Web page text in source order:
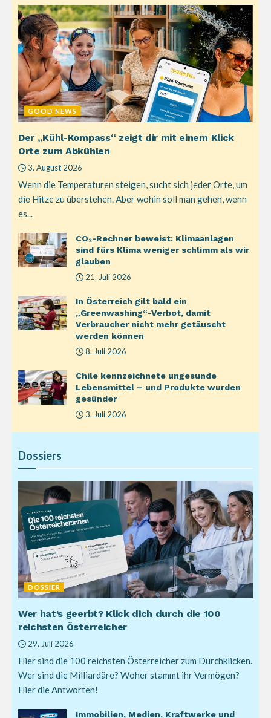
GOOD NEWS
Der „Kühl-Kompass“ zeigt dir mit einem Klick
Orte zum Abkühlen
3. August 2026
Wenn die Temperaturen steigen, sucht sich jeder Orte, um
die Hitze zu überstehen. Aber wohin soll man gehen, wenn
es...
CO₂-Rechner beweist: Klimaanlagen
sind fürs Klima weniger schlimm als wir
glauben
21. Juli 2026
In Österreich gilt bald ein
„Greenwashing“-Verbot, damit
Verbraucher nicht mehr getäuscht
werden können
8. Juli 2026
Chile kennzeichnete ungesunde
Lebensmittel – und Produkte wurden
gesünder
3. Juli 2026
Dossiers
DOSSIER
Wer hat’s geerbt? Klick dich durch die 100
reichsten Österreicher
29. Juli 2026
Hier sind die 100 reichsten Österreicher zum Durchklicken.
Wer sind die Milliardäre? Woher stammt ihr Vermögen?
Hier die Antworten!
Immobilien, Medien, Kraftwerke und